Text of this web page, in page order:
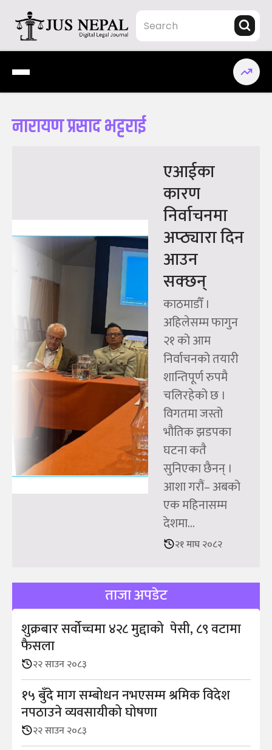
content
Jus Nepal | www.jusnepal.com
Digital Legal Journal
नारायण प्रसाद भट्टराई
एआईका
कारण
निर्वाचनमा
अप्ठ्यारा दिन
आउन
सक्छन्
काठमाडौँ ।
अहिलेसम्म फागुन
२१ को आम
निर्वाचनको तयारी
शान्तिपूर्ण रुपमै
चलिरहेको छ ।
विगतमा जस्तो
भौतिक झडपका
घटना कतै
सुनिएका छैनन् ।
आशा गरौं– अबको
एक महिनासम्म
देशमा...
२१ माघ २०८२
ताजा अपडेट
शुक्रबार सर्वोच्चमा ४२८ मुद्दाको पेसी, ८९ वटामा
फैसला
२२ साउन २०८३
१५ बुँदे माग सम्बोधन नभएसम्म श्रमिक विदेश
नपठाउने व्यवसायीको घोषणा
२२ साउन २०८३